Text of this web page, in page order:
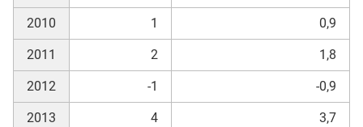
2010 1 0,9
2011 2 1,8
2012 -1 -0,9
2013 4 3,7